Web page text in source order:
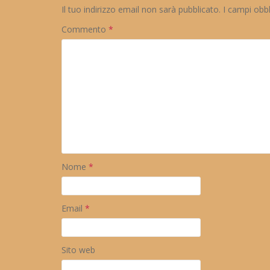
Il tuo indirizzo email non sarà pubblicato. I campi
Commento *
Nome *
Email *
Sito web